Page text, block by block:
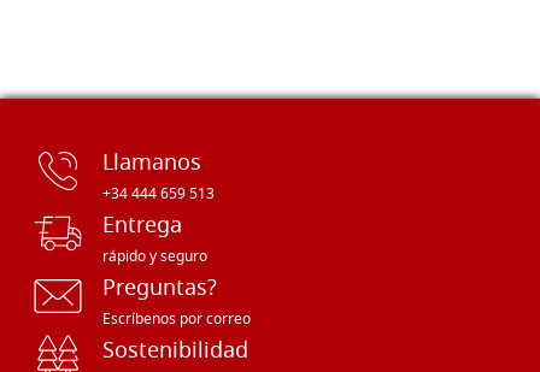
Llamanos
+34 444 659 513
Entrega
rápido y seguro
Preguntas?
Escríbenos por correo
Sostenibilidad